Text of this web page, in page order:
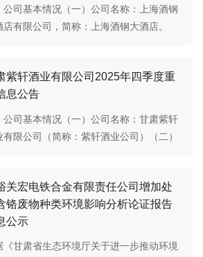
公司基本情况（一）公司名称：上海酒钢
店有限公司，简称：上海酒钢大酒店。
许可项目：烟草制品零售；游艺娱乐活
歌
紫轩酒业有限公司2025年四季度重
息公告
公司基本情况（一）公司名称：甘肃紫轩
有限公司（简称：紫轩酒业公司）（二）
酒制品生产；饮料生产；旅游业务；食品
关宏电铁合金有限责任公司增加处
铬废物种类环境影响分析论证报告
公示
《甘肃省生态环境厅关于进一步推动环境